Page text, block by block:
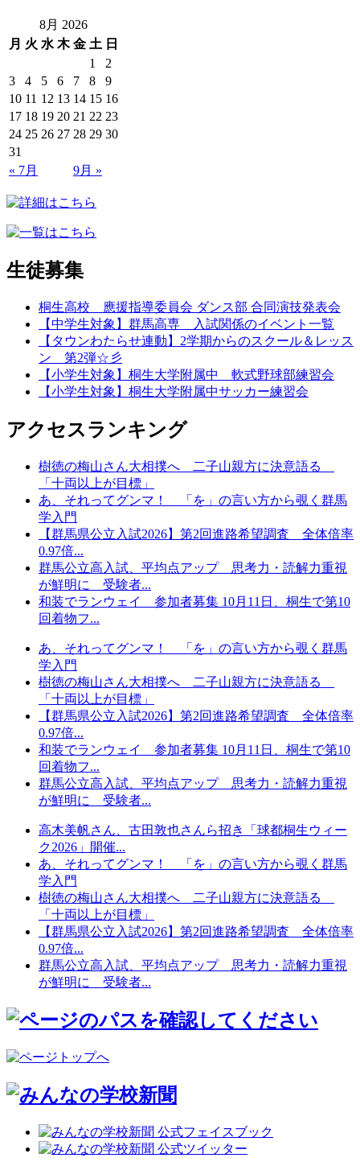
8月 2026
月 火 水 木 金 土 日
1
2
3
4 5 6 7 8
9
10 11 12 13 14 15 16
17 18 19 20 21 22 23
24 25 26 27 28 29 30
31
« 7月
9月 »
生徒募集
桐生高校 應援指導委員会 ダンス部 合同演技発表会
【中学生対象】群馬高専 入試関係のイベント一覧
【タウンわたらせ連動】2学期からのスクール＆レッス
ン 第2弾☆彡
【小学生対象】桐生大学附属中 軟式野球部練習会
【小学生対象】桐生大学附属中サッカー練習会
アクセスランキング
樹徳の梅山さん大相撲へ 二子山親方に決意語る
「十両以上が目標」
あ、それってグンマ！ 「を」の言い方から覗く群馬
学入門
【群馬県公立入試2026】第2回進路希望調査 全体倍率
0.97倍...
群馬公立高入試、平均点アップ 思考力・読解力重視
が鮮明に 受験者...
和装でランウェイ 参加者募集 10月11日、桐生で第10
回着物フ...
あ、それってグンマ！ 「を」の言い方から覗く群馬
学入門
樹徳の梅山さん大相撲へ 二子山親方に決意語る
「十両以上が目標」
【群馬県公立入試2026】第2回進路希望調査 全体倍率
0.97倍...
和装でランウェイ 参加者募集 10月11日、桐生で第10
回着物フ...
群馬公立高入試、平均点アップ 思考力・読解力重視
が鮮明に 受験者...
高木美帆さん、古田敦也さんら招き「球都桐生ウィー
ク2026」開催...
あ、それってグンマ！ 「を」の言い方から覗く群馬
学入門
樹徳の梅山さん大相撲へ 二子山親方に決意語る
「十両以上が目標」
【群馬県公立入試2026】第2回進路希望調査 全体倍率
0.97倍...
群馬公立高入試、平均点アップ 思考力・読解力重視
が鮮明に 受験者...